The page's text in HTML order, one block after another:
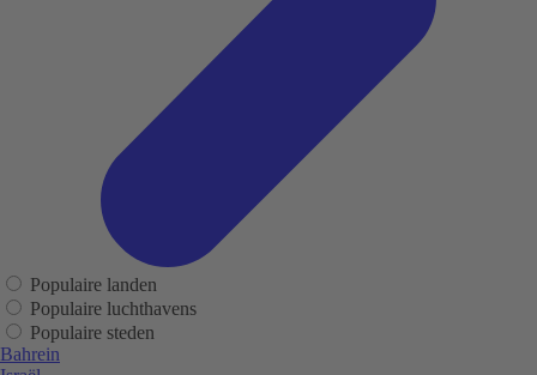
Populaire landen
Populaire luchthavens
Populaire steden
Bahrein